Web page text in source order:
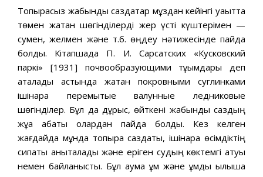
Топырақсыз жабынды саздақтар мұздан кейінгі уақытта
төмен жатқан шөгінділерді жер үсті күштерімен —
сумен, желмен және т.б. өңдеу нәтижесінде пайда
болды. Кітапшада П. И. Сарсатских «Кусковский
паркі» [1931] почвообразующими тұқымдары деп
аталады астында жатқан покровными суглинками
ішінара перемытые валунные ледниковые
шөгінділер. Бұл да дұрыс, өйткені жабынды саздың
жұқа қабаты олардан пайда болды. Кез келген
жағдайда мұнда топырақ саздақты, ішінара өсімдіктің
сипаты анықталады және еріген судың көктемгі қатуы
немен байланысты. Бұл аумақ құм және құмды қылышқа